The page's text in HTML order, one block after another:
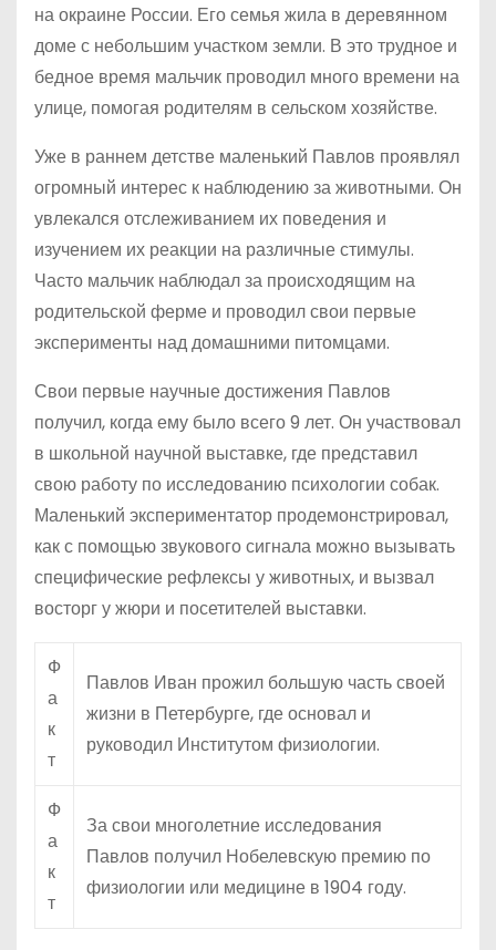
на окраине России. Его семья жила в деревянном
доме с небольшим участком земли. В это трудное и
бедное время мальчик проводил много времени на
улице, помогая родителям в сельском хозяйстве.
Уже в раннем детстве маленький Павлов проявлял
огромный интерес к наблюдению за животными. Он
увлекался отслеживанием их поведения и
изучением их реакции на различные стимулы.
Часто мальчик наблюдал за происходящим на
родительской ферме и проводил свои первые
эксперименты над домашними питомцами.
Свои первые научные достижения Павлов
получил, когда ему было всего 9 лет. Он участвовал
в школьной научной выставке, где представил
свою работу по исследованию психологии собак.
Маленький экспериментатор продемонстрировал,
как с помощью звукового сигнала можно вызывать
специфические рефлексы у животных, и вызвал
восторг у жюри и посетителей выставки.
Ф
а
к
т
Павлов Иван прожил большую часть своей
жизни в Петербурге, где основал и
руководил Институтом физиологии.
Ф
а
к
т
За свои многолетние исследования
Павлов получил Нобелевскую премию по
физиологии или медицине в 1904 году.